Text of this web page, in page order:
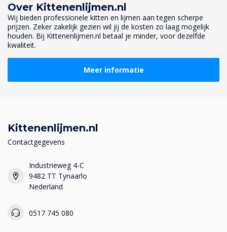
Over Kittenenlijmen.nl
Wij bieden professionele kitten en lijmen aan tegen scherpe
prijzen. Zeker zakelijk gezien wil jij de kosten zo laag mogelijk
houden. Bij Kittenenlijmen.nl betaal je minder, voor dezelfde
kwaliteit.
Meer informatie
Kittenenlijmen.nl
Contactgegevens
Industrieweg 4-C
9482 TT Tynaarlo
Nederland
0517 745 080